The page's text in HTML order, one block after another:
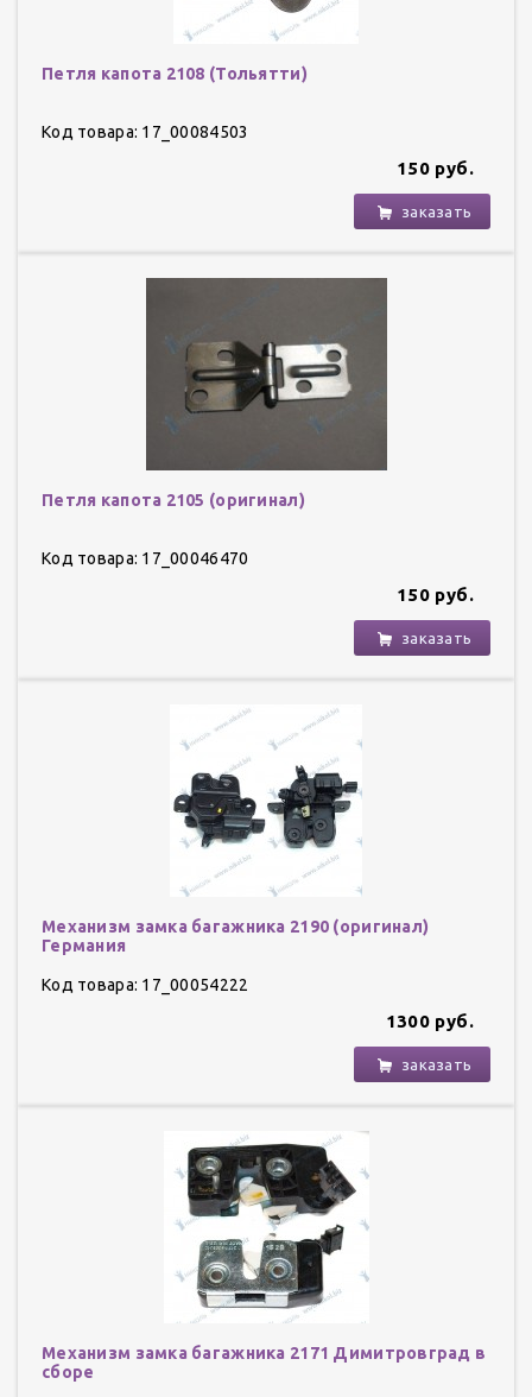
Петля капота 2108 (Тольятти)
Код товара: 17_00084503
150 руб.
заказать
Петля капота 2105 (оригинал)
Код товара: 17_00046470
150 руб.
заказать
Механизм замка багажника 2190 (оригинал)
Германия
Код товара: 17_00054222
1300 руб.
заказать
Механизм замка багажника 2171 Димитровград в
сборе